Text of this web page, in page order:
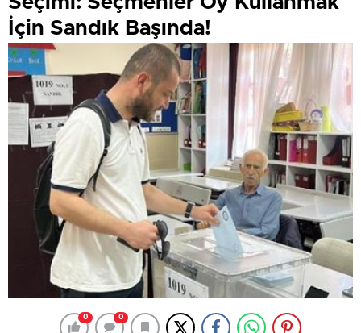
İçin Sandık Başında!
0 0